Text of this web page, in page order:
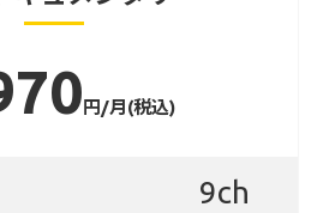
円/月(税込)
9ch